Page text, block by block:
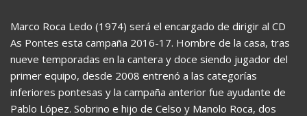
Marco Roca Ledo (1974) será el encargado de dirigir al CD
As Pontes esta campaña 2016-17. Hombre de la casa, tras
nueve temporadas en la cantera y doce siendo jugador del
primer equipo, desde 2008 entrenó a las categorías
inferiores pontesas y la campaña anterior fue ayudante de
Pablo López. Sobrino e hijo de Celso y Manolo Roca, dos